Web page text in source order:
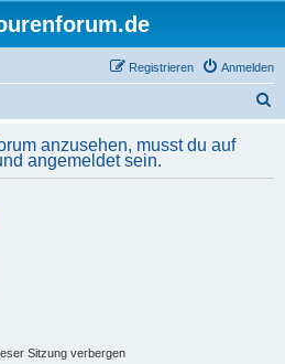
Anmelden
Registrieren
h
anzusehen, musst du auf
angemeldet sein.
Sitzung verbergen